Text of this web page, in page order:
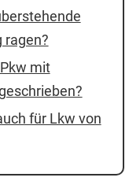
ragen?
mit
für Lkw von